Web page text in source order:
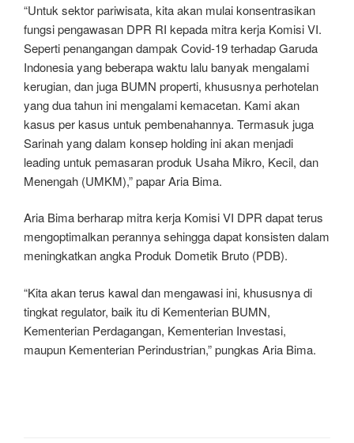
“Untuk sektor pariwisata, kita akan mulai konsentrasikan
fungsi pengawasan DPR RI kepada mitra kerja Komisi VI.
Seperti penangangan dampak Covid-19 terhadap Garuda
Indonesia yang beberapa waktu lalu banyak mengalami
kerugian, dan juga BUMN properti, khususnya perhotelan
yang dua tahun ini mengalami kemacetan. Kami akan
kasus per kasus untuk pembenahannya. Termasuk juga
Sarinah yang dalam konsep holding ini akan menjadi
leading untuk pemasaran produk Usaha Mikro, Kecil, dan
Menengah (UMKM),” papar Aria Bima.
Aria Bima berharap mitra kerja Komisi VI DPR dapat terus
mengoptimalkan perannya sehingga dapat konsisten dalam
meningkatkan angka Produk Dometik Bruto (PDB).
“Kita akan terus kawal dan mengawasi ini, khususnya di
tingkat regulator, baik itu di Kementerian BUMN,
Kementerian Perdagangan, Kementerian Investasi,
maupun Kementerian Perindustrian,” pungkas Aria Bima.